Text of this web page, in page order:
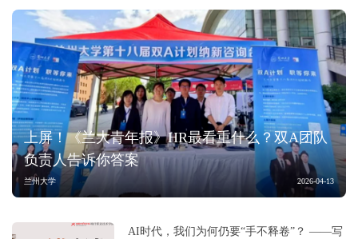
上屏！《兰大青年报》HR最看重什么？双A团队
负责人告诉你答案
兰州大学 2026-04-13
AI时代，我们为何仍要“手不释卷”？ ——写